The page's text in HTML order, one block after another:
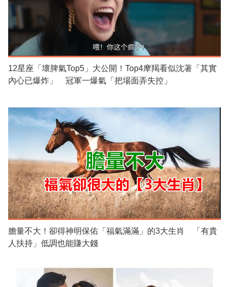
12星座「壞脾氣Top5」大公開！Top4摩羯看似沈著「其實
內心已爆炸」 冠軍一爆氣「把場面弄失控」
膽量不大！卻得神明保佑「福氣滿滿」的3大生肖 「有貴
人扶持」低調也能賺大錢